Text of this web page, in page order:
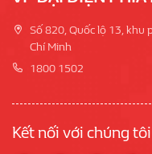
Số 820, Quốc lộ 13, khu
Chí Minh
1800 1502
Kết nối với chúng tôi